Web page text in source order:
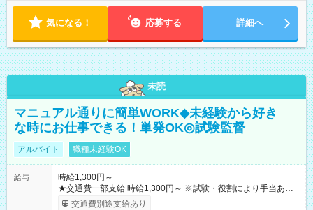
気になる！ 応募する 詳細へ
未読
マニュアル通りに簡単WORK◆未経験から好き
な時にお仕事できる！単発OK◎試験監督
アルバイト 職種未経験OK
給与
時給1,300円～
★交通費一部支給 時給1,300円～ ※試験・役割により手当あり
※勤務回数により昇給あり 【即給（前払い）オプションあ
交通費別途支給あり